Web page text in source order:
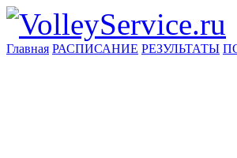
Главная РАСПИСАНИЕ РЕЗУЛЬТАТЫ